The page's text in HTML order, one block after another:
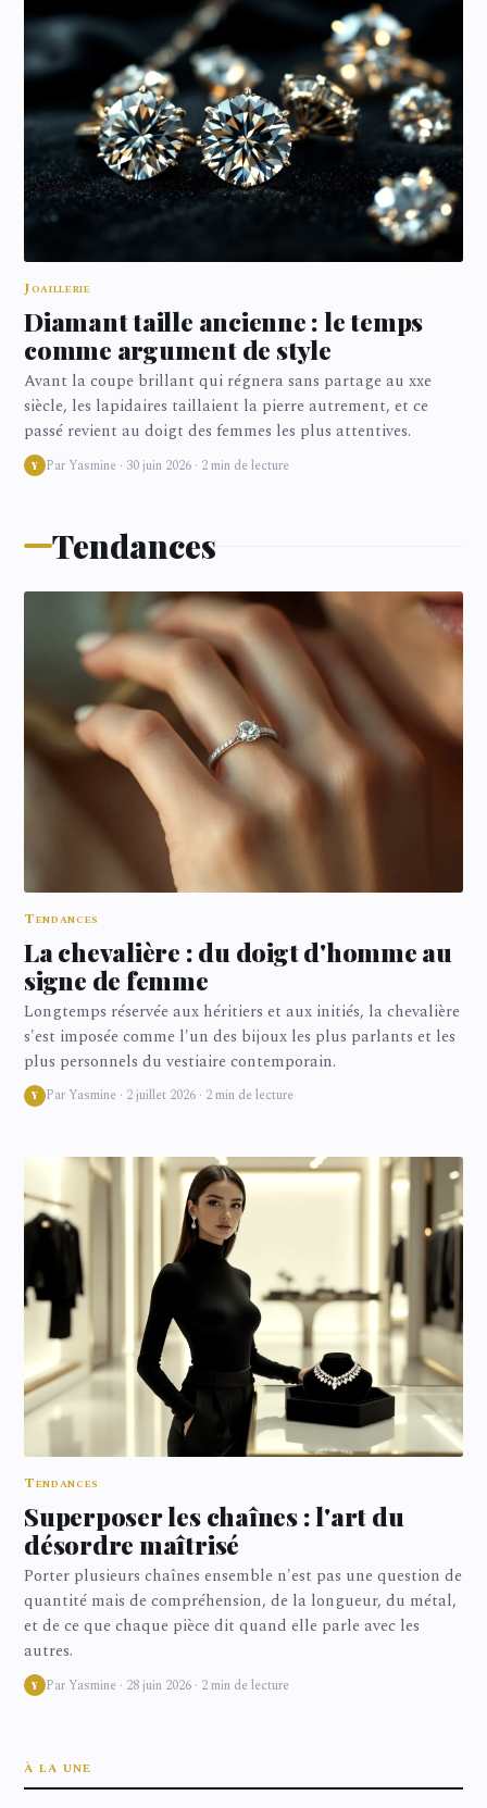
Joaillerie
Diamant taille ancienne : le temps
comme argument de style
Avant la coupe brillant qui régnera sans partage au xxe
siècle, les lapidaires taillaient la pierre autrement, et ce
passé revient au doigt des femmes les plus attentives.
Y Par Yasmine · 30 juin 2026 · 2 min de lecture
Tendances
Tendances
La chevalière : du doigt d'homme au
signe de femme
Longtemps réservée aux héritiers et aux initiés, la chevalière
s'est imposée comme l'un des bijoux les plus parlants et les
plus personnels du vestiaire contemporain.
Y Par Yasmine · 2 juillet 2026 · 2 min de lecture
Tendances
Superposer les chaînes : l'art du
désordre maîtrisé
Porter plusieurs chaînes ensemble n'est pas une question de
quantité mais de compréhension, de la longueur, du métal,
et de ce que chaque pièce dit quand elle parle avec les
autres.
Y Par Yasmine · 28 juin 2026 · 2 min de lecture
À LA UNE